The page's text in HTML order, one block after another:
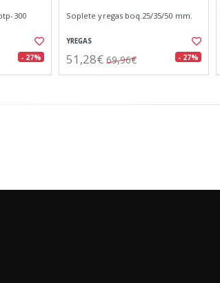
300
- 27%
Soplete yregas boq.25/35/50 mm.
YREGAS
51,28€ 69,96€ - 27%